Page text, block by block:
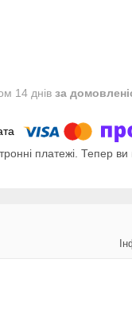
14 днів за
платежі. Тепер